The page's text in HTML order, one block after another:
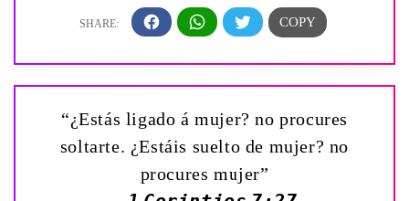
“¿Estás ligado á mujer? no procures
soltarte. ¿Estáis suelto de mujer? no
procures mujer”